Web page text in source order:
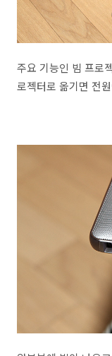
주요 기능인 빔 프로
로젝터로 옮기면 전